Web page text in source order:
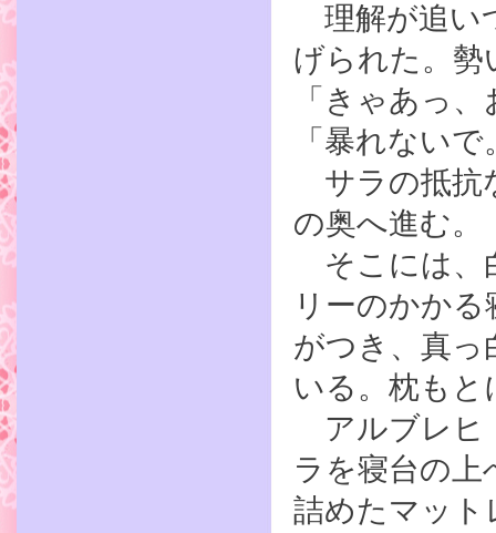
理解が追い
げられた。
「きゃあっ
「暴れない
サラの抵抗
の奥へ進む。
そこには、
リーのかか
がつき、真っ
いる。枕も
アルブレヒ
ラを寝台の
詰めたマット